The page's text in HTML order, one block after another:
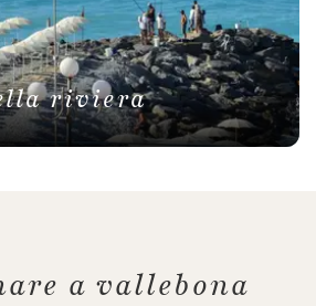
riviera
a vallebona